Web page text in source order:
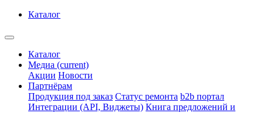
Каталог
Каталог
Медиа (current)
Акции Новости
Партнёрам
Продукция под заказ Статус ремонта b2b портал
Интеграции (API, Виджеты) Книга предложений и